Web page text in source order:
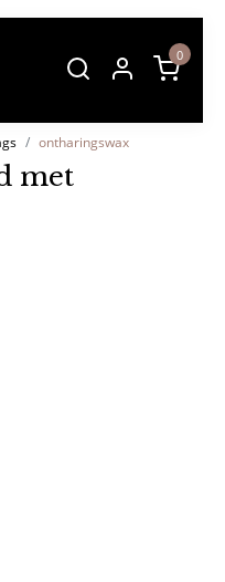
0
ontharingswax
met